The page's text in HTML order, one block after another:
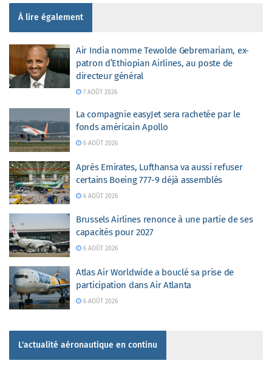
À lire également
Air India nomme Tewolde Gebremariam, ex-
patron d’Ethiopian Airlines, au poste de
directeur général
7 AOÛT 2026
La compagnie easyJet sera rachetée par le
fonds américain Apollo
6 AOÛT 2026
Après Emirates, Lufthansa va aussi refuser
certains Boeing 777-9 déjà assemblés
6 AOÛT 2026
Brussels Airlines renonce à une partie de ses
capacités pour 2027
6 AOÛT 2026
Atlas Air Worldwide a bouclé sa prise de
participation dans Air Atlanta
6 AOÛT 2026
L'actualité aéronautique en continu